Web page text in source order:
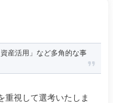
産活用」など多角的な事
重視して選考いたしま